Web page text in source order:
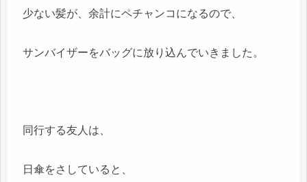
少ない髪が、余計にペチャンコになるので、
サンバイザーをバッグに放り込んでいきました。
同行する友人は、
日傘をさしていると、